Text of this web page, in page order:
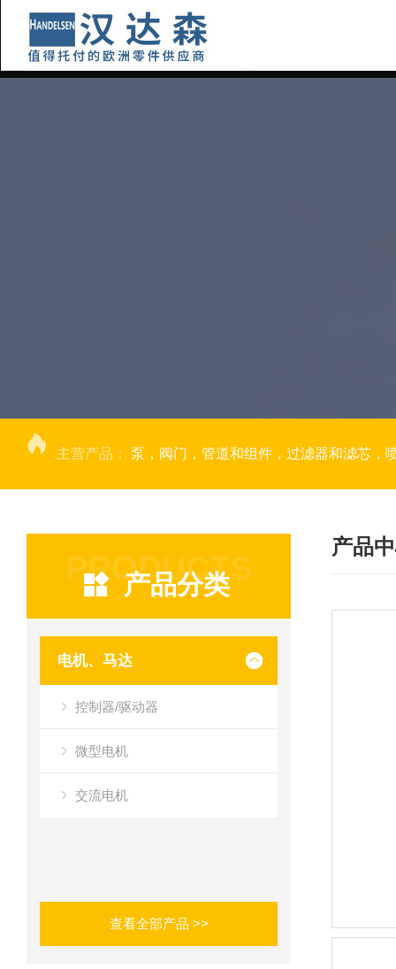
主营产品： 泵，阀门，管道和组件，过滤器和滤芯，
PRODUCTS
产品分类
电机、马达
控制器/驱动器
微型电机
交流电机
查看全部产品 >>
产品